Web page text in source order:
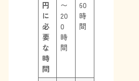
円
に
必
要
な
時
間
〜
20
0
時
間
60
時
間